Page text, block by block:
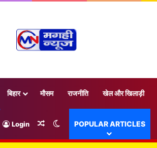
बिहार मौसम राजनीति खेल और खिलाड़ी
Login Random Article
Switch skin
POPULAR ARTICLES